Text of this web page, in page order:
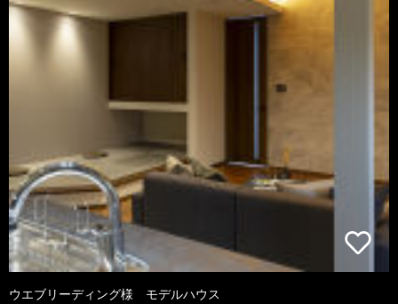
ウエブリーディング様 モデルハウス